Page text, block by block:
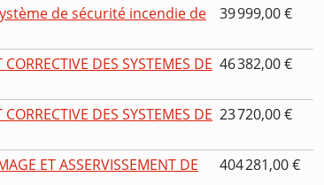
de sécurité incendie de
39 999,00 €
DES SYSTEMES DE 46 382,00 €
DES SYSTEMES DE 23 720,00 €
ET ASSERVISSEMENT DE
404 281,00 €